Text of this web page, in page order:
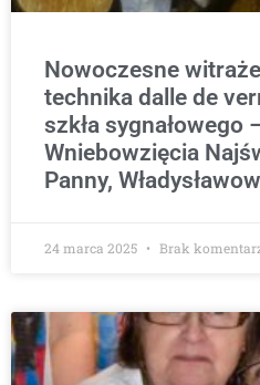
Nowoczesne
technika dalle de
szkła sygnałowego
Wniebowzięcia
Panny,
24 marca 2025 Brak